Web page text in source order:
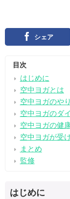
シェア
目次
はじめに
空中ヨガとは
空中ヨガのや
空中ヨガのダ
空中ヨガの健
空中ヨガが受
まとめ
監修
はじめに